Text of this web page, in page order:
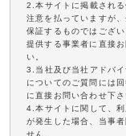
2.本サイトに掲載され
注意を払っていますが
保証するものではござ
提供する事業者に直接
い。
3.当社及び当社アドバ
についてのご質問には
に直接お問い合わせ下さ
4.本サイトに関して、
が発生した場合、当事